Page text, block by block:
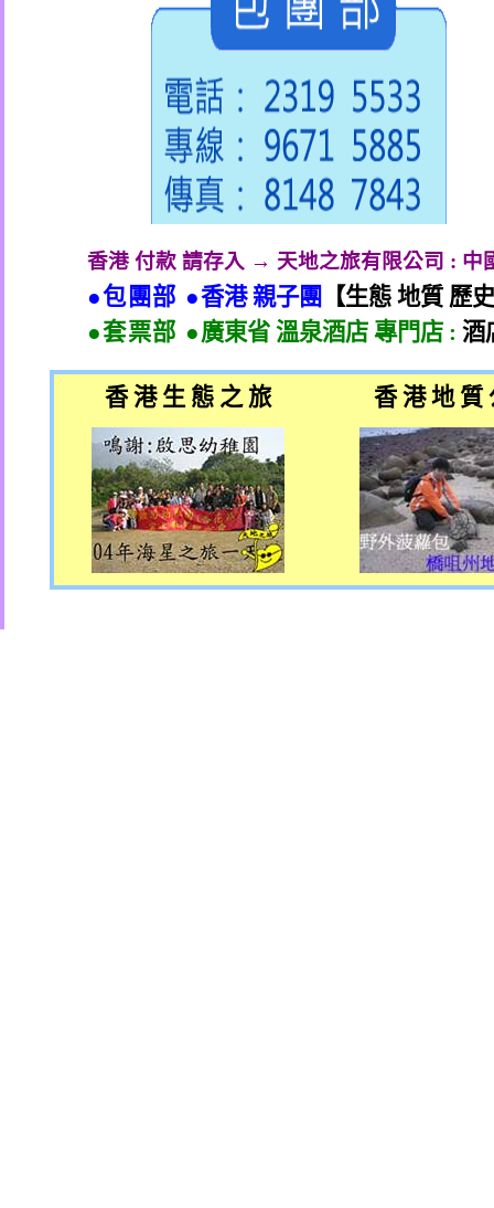
香港 付款 請存入 → 天地之旅有限公司 : 中
●包團部 ●香港 親子團
【生態 地質 歷
●套票部 ●廣東省 溫泉酒店 專門店 : 酒
香 港 生 態 之 旅 香 港 地 質